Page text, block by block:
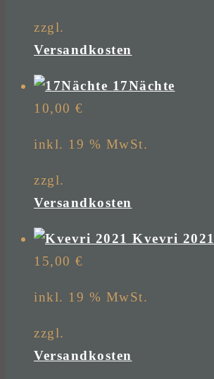
zzgl.
Versandkosten
17Nächte
10,00 €
inkl. 19 % MwSt.
zzgl.
Versandkosten
Kvevri 2021
15,00 €
inkl. 19 % MwSt.
zzgl.
Versandkosten